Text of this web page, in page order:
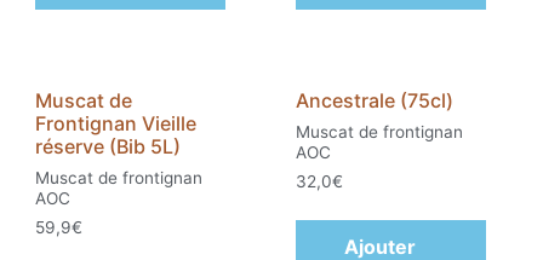
Muscat de
Frontignan Vieille
réserve (Bib 5L)
Muscat de frontignan
AOC
59,9€
Ancestrale (75cl)
Muscat de frontignan
AOC
32,0€
Ajouter